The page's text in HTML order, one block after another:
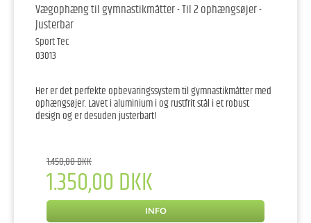
Vægophæng til gymnastikmåtter - Til 2 ophængsøjer -
Justerbar
Sport Tec
03013
Her er det perfekte opbevaringssystem til gymnastikmåtter med
ophængsøjer. Lavet i aluminium i og rustfrit stål i et robust
design og er desuden justerbart!
1.450,00 DKK
1.350,00 DKK
INFO